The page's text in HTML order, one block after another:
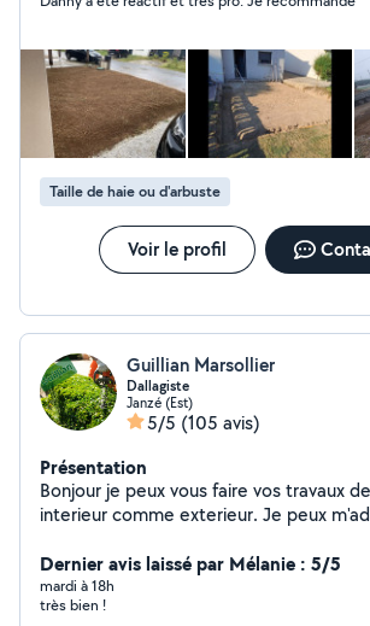
Taille de haie ou d'arbuste
Voir le profil
Guillian Marsollier
Dallagiste
Janzé (Est)
5/5 (105 avis)
Présentation
Bonjour je peux vous faire vos travaux
interieur comme exterieur. Je peux
me contacter pour plus d'informations
Dernier avis laissé par Mélanie : 5/5
mardi à 18h
très bien !